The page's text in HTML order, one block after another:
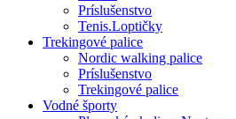
Príslušenstvo
Tenis.Loptičky
Trekingové palice
Nordic walking palice
Príslušenstvo
Trekingové palice
Vodné športy